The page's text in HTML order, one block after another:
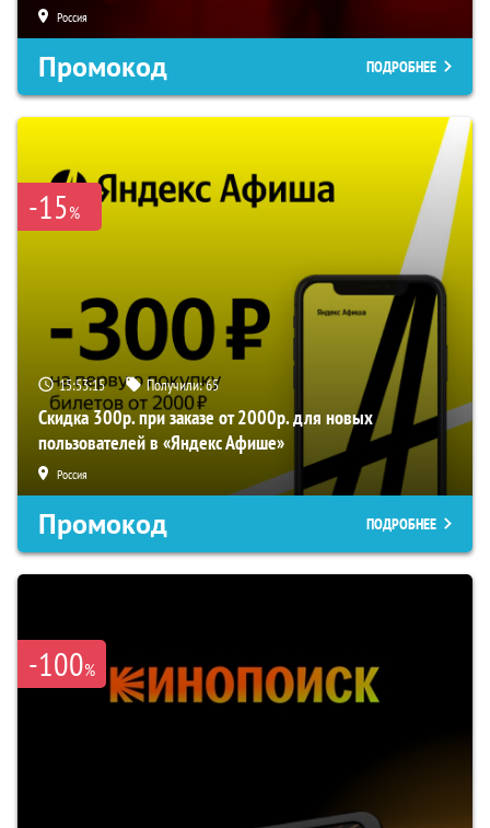
Россия
Промокод ПОДРОБНЕЕ
-15%
15:53:15 Получили:65
Скидка 300р. при заказе от 2000р. для новых
пользователей в «Яндекс Афише»
Россия
Промокод ПОДРОБНЕЕ
-100%